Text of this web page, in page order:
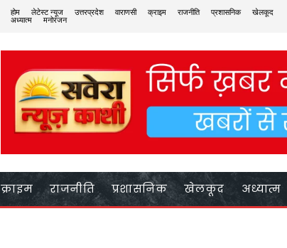
होम लेटेस्ट न्यूज उत्तरप्रदेश वाराणसी क्राइम राजनीति प्रशासनिक
खेलकूद
अध्यात्म
मनोरंजन
क्राइम राजनीति प्रशासनिक खेलकूद अध्यात्म